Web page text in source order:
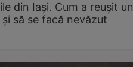
din Iași. Cum a reușit un
să se facă nevăzut